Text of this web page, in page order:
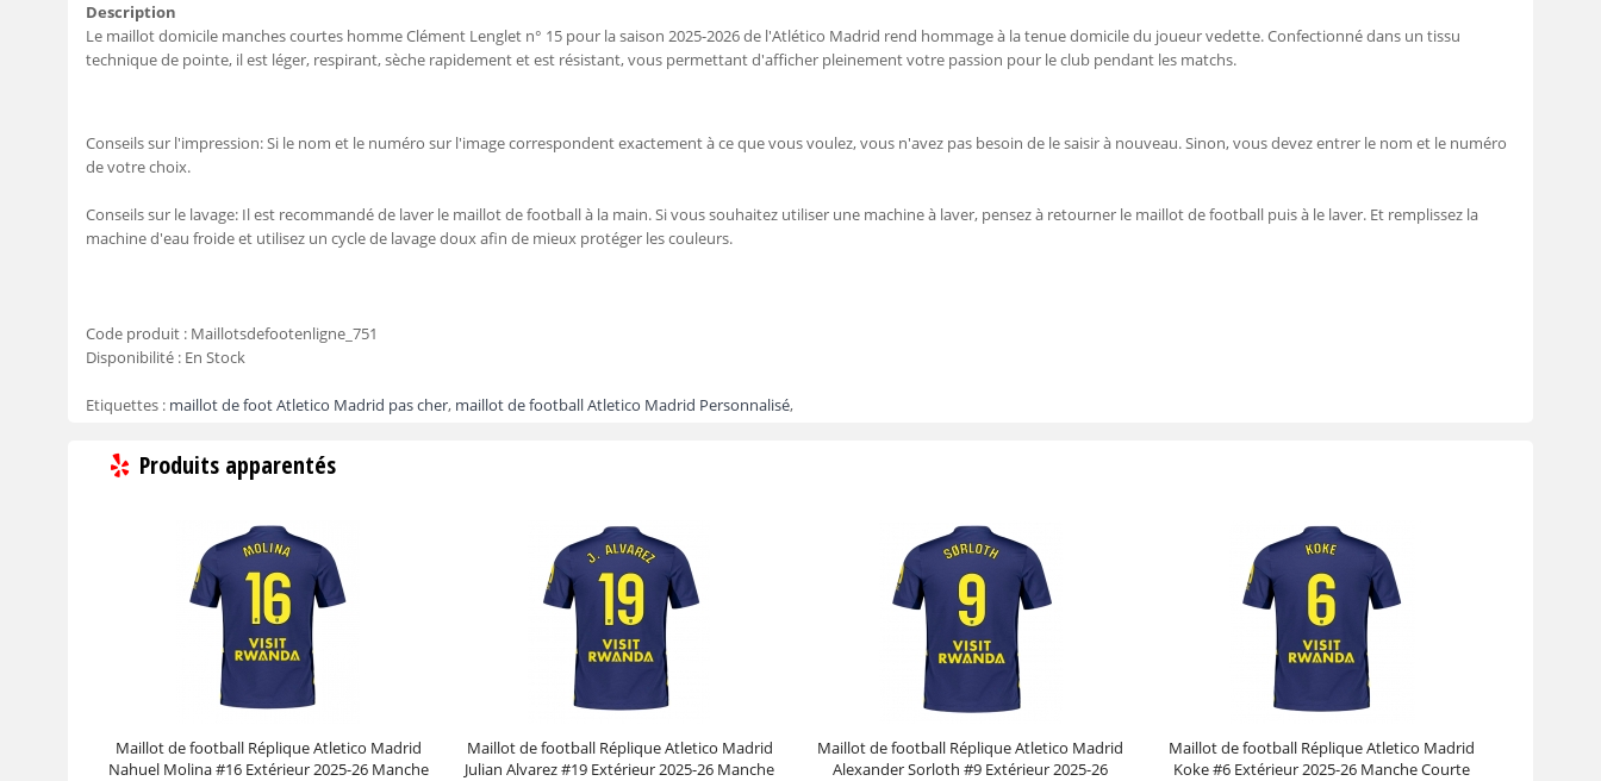
Description
Le maillot domicile manches courtes homme Clément Lenglet n° 15 pour la saison 2025-2026 de l'Atlético Madrid rend hommage à la tenue domicile du joueur vedette. Confectionné dans un tissu
technique de pointe, il est léger, respirant, sèche rapidement et est résistant, vous permettant d'afficher pleinement votre passion pour le club pendant les matchs.
Conseils sur l'impression: Si le nom et le numéro sur l'image correspondent exactement à ce que vous voulez, vous n'avez pas besoin de le saisir à nouveau. Sinon, vous devez entrer le nom et le numéro
de votre choix.
Conseils sur le lavage: Il est recommandé de laver le maillot de football à la main. Si vous souhaitez utiliser une machine à laver, pensez à retourner le maillot de football puis à le laver. Et remplissez la
machine d'eau froide et utilisez un cycle de lavage doux afin de mieux protéger les couleurs.
Code produit : Maillotsdefootenligne_751
Disponibilité : En Stock
Etiquettes : maillot de foot Atletico Madrid pas cher, maillot de football Atletico Madrid Personnalisé,
Produits apparentés
Maillot de football Réplique Atletico Madrid
Nahuel Molina #16 Extérieur 2025-26 Manche
Maillot de football Réplique Atletico Madrid
Julian Alvarez #19 Extérieur 2025-26 Manche
Maillot de football Réplique Atletico Madrid
Alexander Sorloth #9 Extérieur 2025-26
Maillot de football Réplique Atletico Madrid
Koke #6 Extérieur 2025-26 Manche Courte